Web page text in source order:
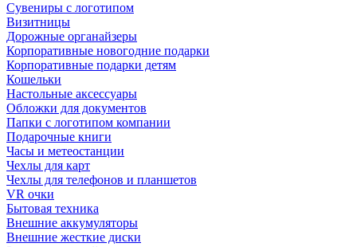
Сувениры с логотипом
Визитницы
Дорожные органайзеры
Корпоративные новогодние подарки
Корпоративные подарки детям
Кошельки
Настольные аксессуары
Обложки для документов
Папки с логотипом компании
Подарочные книги
Часы и метеостанции
Чехлы для карт
Чехлы для телефонов и планшетов
VR очки
Бытовая техника
Внешние аккумуляторы
Внешние жесткие диски